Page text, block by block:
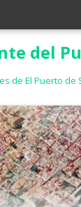
del
de El Puerto de